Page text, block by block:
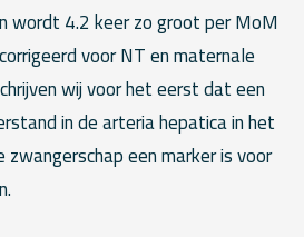
wordt 4.2 keer zo groot per MoM
voor NT en maternale
wij voor het eerst dat een
in de arteria hepatica in het
een marker is voor